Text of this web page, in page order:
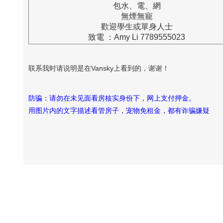
包水、電、網
無煙無寵
歡迎學生或單身人士
致電 ：Amy Li 7789555023
联系我时请说明是在Vansky上看到的，谢谢！
防骗：请勿在未见面看房核实身份下，网上支付押金。
用图片内的文字描述看管房子，宠物免租金，都有诈骗嫌疑